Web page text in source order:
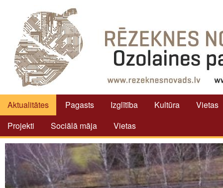
Aktualitātes Pagasts Izglītība Kultūra
Vietas
Projekti
Sociālā māja Vietas